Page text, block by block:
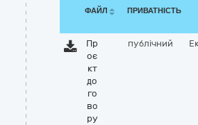
ФАЙЛ ПРИВАТНІСТЬ
Пр
оє
кт
до
го
во
ру
публічний